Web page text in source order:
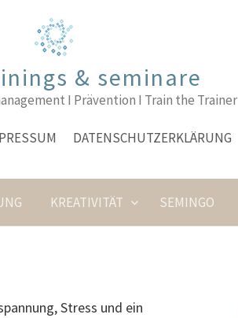
& seminare
I Prävention I Train the Trainer
DATENSCHUTZERKLÄRUNG
KREATIVITÄT SEMINGO
Stress und ein